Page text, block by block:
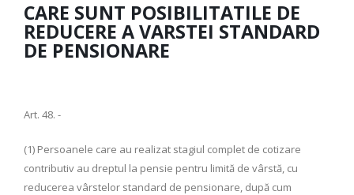
CARE SUNT POSIBILITATILE DE
REDUCERE A VARSTEI STANDARD
DE PENSIONARE
Art. 48. -
(1) Persoanele care au realizat stagiul complet de cotizare
contributiv au dreptul la pensie pentru limită de vârstă, cu
reducerea vârstelor standard de pensionare, după cum